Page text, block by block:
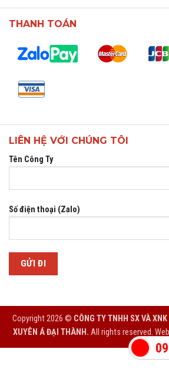
THANH TOÁN
LIÊN HỆ VỚI CHÚNG TÔI
Tên Công Ty
Số điện thoại (Zalo)
Copyright 2026 © CÔNG TY TNHH SX VÀ
XUYÊN Á ĐẠI THÀNH. All rights reserved.